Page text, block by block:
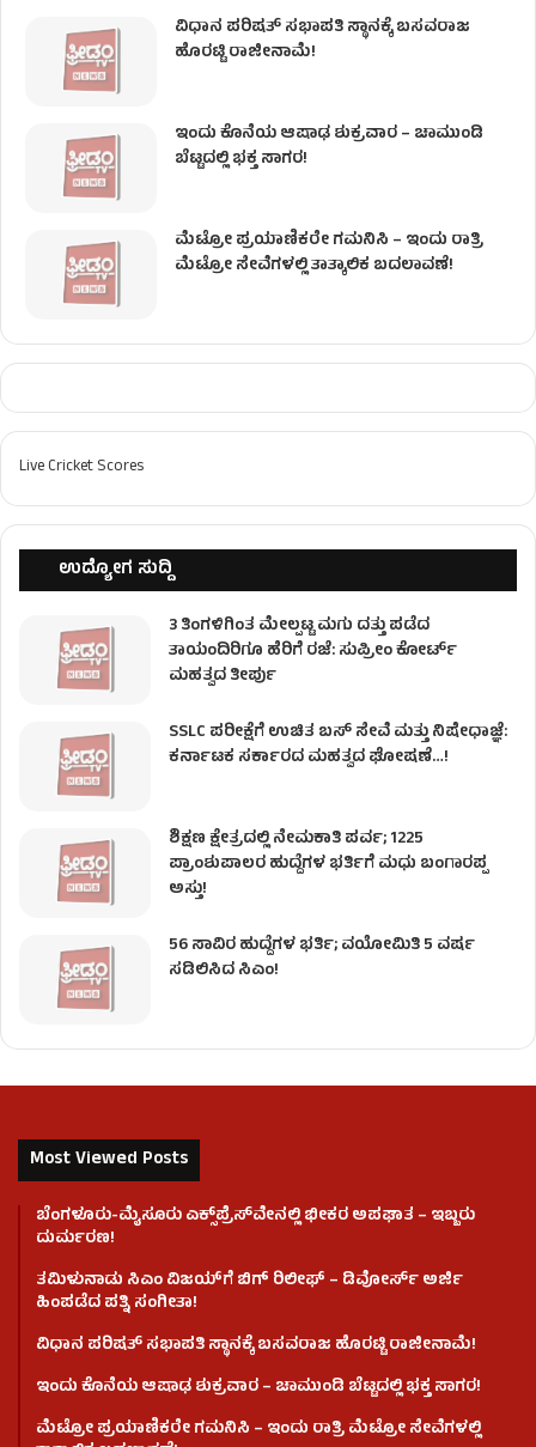
ವಿಧಾನ ಪರಿಷತ್ ಸಭಾಪತಿ ಸ್ಥಾನಕ್ಕೆ ಬಸವರಾಜ
ಹೊರಟ್ಟಿ ರಾಜೀನಾಮೆ!
ಇಂದು ಕೊನೆಯ ಆಷಾಢ ಶುಕ್ರವಾರ – ಚಾಮುಂಡಿ
ಬೆಟ್ಟದಲ್ಲಿ ಭಕ್ತ ಸಾಗರ!
ಮೆಟ್ರೋ ಪ್ರಯಾಣಿಕರೇ ಗಮನಿಸಿ – ಇಂದು ರಾತ್ರಿ
ಮೆಟ್ರೋ ಸೇವೆಗಳಲ್ಲಿ ತಾತ್ಕಾಲಿಕ ಬದಲಾವಣೆ!
Live Cricket Scores
ಉದ್ಯೋಗ ಸುದ್ದಿ
3 ತಿಂಗಳಿಗಿಂತ ಮೇಲ್ಪಟ್ಟ ಮಗು ದತ್ತು ಪಡೆದ
ತಾಯಂದಿರಿಗೂ ಹೆರಿಗೆ ರಜೆ: ಸುಪ್ರೀಂ ಕೋರ್ಟ್
ಮಹತ್ವದ ತೀರ್ಪು
SSLC ಪರೀಕ್ಷೆಗೆ ಉಚಿತ ಬಸ್ ಸೇವೆ ಮತ್ತು ನಿಷೇಧಾಜ್ಞೆ:
ಕರ್ನಾಟಕ ಸರ್ಕಾರದ ಮಹತ್ವದ ಘೋಷಣೆ…!
ಶಿಕ್ಷಣ ಕ್ಷೇತ್ರದಲ್ಲಿ ನೇಮಕಾತಿ ಪರ್ವ; 1225
ಪ್ರಾಂಶುಪಾಲರ ಹುದ್ದೆಗಳ ಭರ್ತಿಗೆ ಮಧು ಬಂಗಾರಪ್ಪ
ಅಸ್ತು!
56 ಸಾವಿರ ಹುದ್ದೆಗಳ ಭರ್ತಿ; ವಯೋಮಿತಿ 5 ವರ್ಷ
ಸಡಿಲಿಸಿದ ಸಿಎಂ!
Most Viewed Posts
ಬೆಂಗಳೂರು-ಮೈಸೂರು ಎಕ್ಸ್‌ಪ್ರೆಸ್‌ವೇನಲ್ಲಿ ಭೀಕರ ಅಪಘಾತ – ಇಬ್ಬರು
ದುರ್ಮರಣ!
ತಮಿಳುನಾಡು ಸಿಎಂ ವಿಜಯ್‌ಗೆ ಬಿಗ್ ರಿಲೀಫ್ – ಡಿವೋರ್ಸ್ ಅರ್ಜಿ
ಹಿಂಪಡೆದ ಪತ್ನಿ ಸಂಗೀತಾ!
ವಿಧಾನ ಪರಿಷತ್ ಸಭಾಪತಿ ಸ್ಥಾನಕ್ಕೆ ಬಸವರಾಜ ಹೊರಟ್ಟಿ ರಾಜೀನಾಮೆ!
ಇಂದು ಕೊನೆಯ ಆಷಾಢ ಶುಕ್ರವಾರ – ಚಾಮುಂಡಿ ಬೆಟ್ಟದಲ್ಲಿ ಭಕ್ತ ಸಾಗರ!
ಮೆಟ್ರೋ ಪ್ರಯಾಣಿಕರೇ ಗಮನಿಸಿ – ಇಂದು ರಾತ್ರಿ ಮೆಟ್ರೋ ಸೇವೆಗಳಲ್ಲಿ